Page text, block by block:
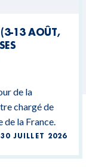
(3-13 AOÛT,
de la
chargé de
la France.
30 JUILLET 2026